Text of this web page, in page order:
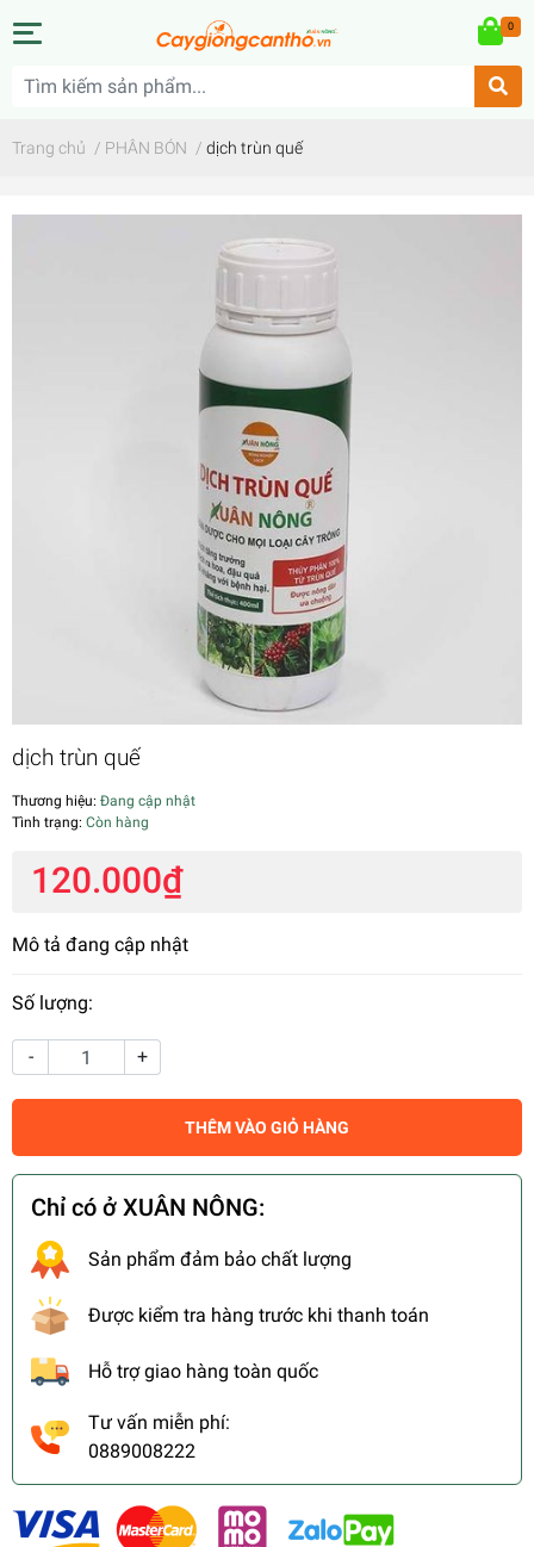
0
Trang chủ / PHÂN BÓN / dịch trùn quế
dịch trùn quế
Thương hiệu: Đang cập nhật
Tình trạng: Còn hàng
120.000₫
Mô tả đang cập nhật
Số lượng:
- +
THÊM VÀO GIỎ HÀNG
Chỉ có ở XUÂN NÔNG:
Sản phẩm đảm bảo chất lượng
Được kiểm tra hàng trước khi thanh toán
Hỗ trợ giao hàng toàn quốc
Tư vấn miễn phí:
0889008222